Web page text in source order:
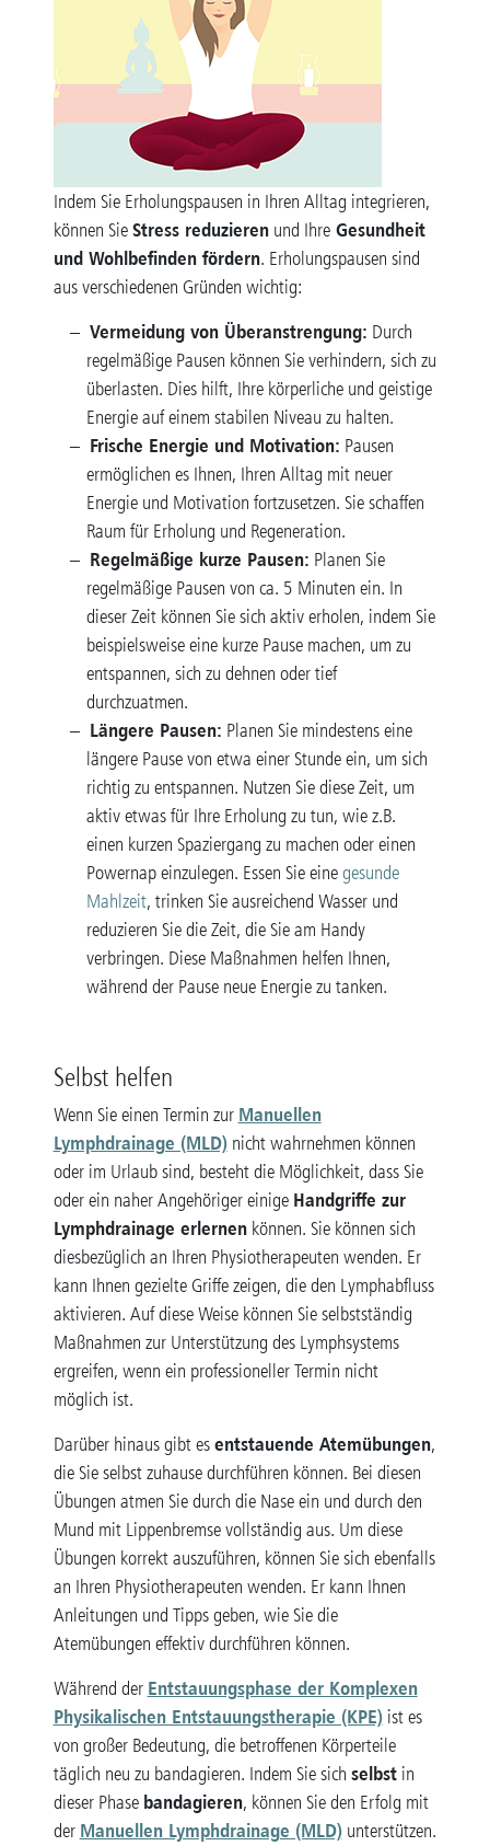
Indem Sie Erholungspausen in Ihren Alltag integrieren,
können SieStress reduzierenund IhreGesundheit
und Wohlbefinden fördern. Erholungspausen sind
aus verschiedenen Gründen wichtig:
Vermeidung von Überanstrengung: Durch
regelmäßige Pausen können Sie verhindern, sich zu
überlasten. Dies hilft, Ihre körperliche und geistige
Energie auf einem stabilen Niveau zu halten.
Frische Energie und Motivation: Pausen
ermöglichen es Ihnen, Ihren Alltag mit neuer
Energie und Motivation fortzusetzen. Sie schaffen
Raum für Erholung und Regeneration.
Regelmäßige kurze Pausen: Planen Sie
regelmäßige Pausen von ca. 5 Minuten ein. In
dieser Zeit können Sie sich aktiv erholen, indem Sie
beispielsweise eine kurze Pause machen, um zu
entspannen, sich zu dehnen oder tief
durchzuatmen.
Längere Pausen: Planen Sie mindestens eine
längere Pause von etwa einer Stunde ein, um sich
richtig zu entspannen. Nutzen Sie diese Zeit, um
aktiv etwas für Ihre Erholung zu tun, wie z.B.
einen kurzen Spaziergang zu machen oder einen
Powernap einzulegen. Essen Sie einegesunde
Mahlzeit, trinken Sie ausreichend Wasser und
reduzieren Sie die Zeit, die Sie am Handy
verbringen. Diese Maßnahmen helfen Ihnen,
während der Pause neue Energie zu tanken.
Selbst helfen
Wenn Sie einen Termin zur Manuellen
Lymphdrainage (MLD)nicht wahrnehmen können
oder im Urlaub sind, besteht die Möglichkeit, dass Sie
oder ein naher Angehöriger einige Handgriffe zur
Lymphdrainage erlernenkönnen. Sie können sich
diesbezüglich an Ihren Physiotherapeuten wenden. Er
kann Ihnen gezielte Griffe zeigen, die den Lymphabfluss
aktivieren. Auf diese Weise können Sie selbstständig
Maßnahmen zur Unterstützung des Lymphsystems
ergreifen, wenn ein professioneller Termin nicht
möglich ist.
Darüber hinaus gibt esentstauende Atemübungen,
die Sie selbst zuhause durchführen können. Bei diesen
Übungen atmen Sie durch die Nase ein und durch den
Mund mit Lippenbremse vollständig aus. Um diese
Übungen korrekt auszuführen, können Sie sich ebenfalls
an Ihren Physiotherapeuten wenden. Er kann Ihnen
Anleitungen und Tipps geben, wie Sie die
Atemübungen effektiv durchführen können.
Während der Entstauungsphase der Komplexen
Physikalischen Entstauungstherapie (KPE)ist es
von großer Bedeutung, die betroffenen Körperteile
täglich neu zu bandagieren. Indem Sie sich selbstin
dieser Phase bandagieren, können Sie den Erfolg mit
der Manuellen Lymphdrainage (MLD)unterstützen.